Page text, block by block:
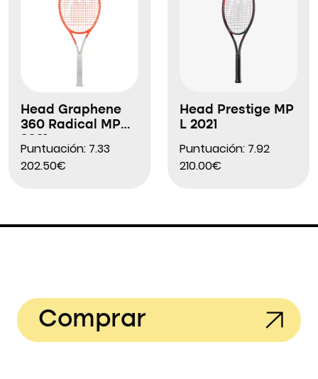
Head Graphene
360 Radical MP
Puntuación: 7.33
202.50€
Head Prestige MP
L 2021
Puntuación: 7.92
210.00€
Comprar